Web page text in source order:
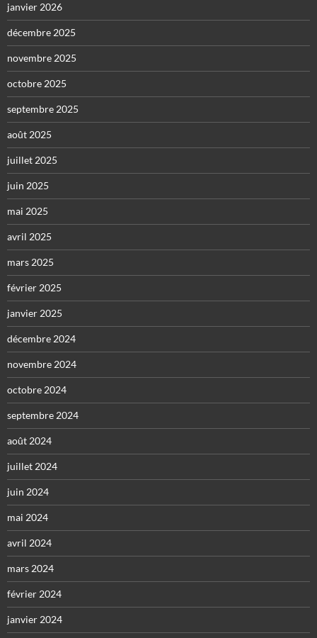
janvier 2026
décembre 2025
novembre 2025
octobre 2025
septembre 2025
août 2025
juillet 2025
juin 2025
mai 2025
avril 2025
mars 2025
février 2025
janvier 2025
décembre 2024
novembre 2024
octobre 2024
septembre 2024
août 2024
juillet 2024
juin 2024
mai 2024
avril 2024
mars 2024
février 2024
janvier 2024